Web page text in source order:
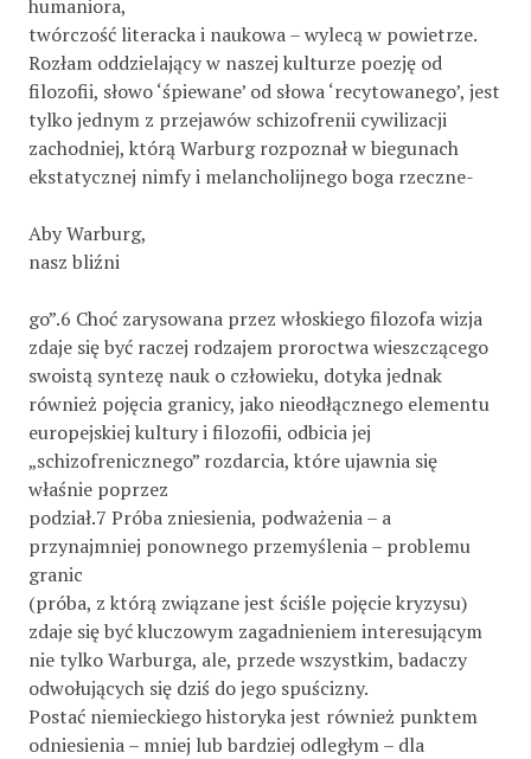
humaniora,
twórczość literacka i naukowa – wylecą w powietrze.
Rozłam oddzielający w naszej kulturze poezję od
filozofii, słowo ‘śpiewane’ od słowa ‘recytowanego’, jest
tylko jednym z przejawów schizofrenii cywilizacji
zachodniej, którą Warburg rozpoznał w biegunach
ekstatycznej nimfy i melancholijnego boga rzeczne-
Aby Warburg,
nasz bliźni
go”.6 Choć zarysowana przez włoskiego filozofa wizja
zdaje się być raczej rodzajem proroctwa wieszczącego
swoistą syntezę nauk o człowieku, dotyka jednak
również pojęcia granicy, jako nieodłącznego elementu
europejskiej kultury i filozofii, odbicia jej
„schizofrenicznego” rozdarcia, które ujawnia się
właśnie poprzez
podział.7 Próba zniesienia, podważenia – a
przynajmniej ponownego przemyślenia – problemu
granic
(próba, z którą związane jest ściśle pojęcie kryzysu)
zdaje się być kluczowym zagadnieniem interesującym
nie tylko Warburga, ale, przede wszystkim, badaczy
odwołujących się dziś do jego spuścizny.
Postać niemieckiego historyka jest również punktem
odniesienia – mniej lub bardziej odległym – dla